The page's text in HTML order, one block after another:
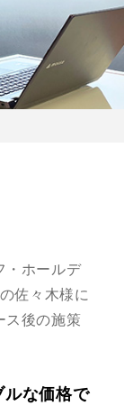
・ホールデ
佐々木様に
ス後の施策
な価格で